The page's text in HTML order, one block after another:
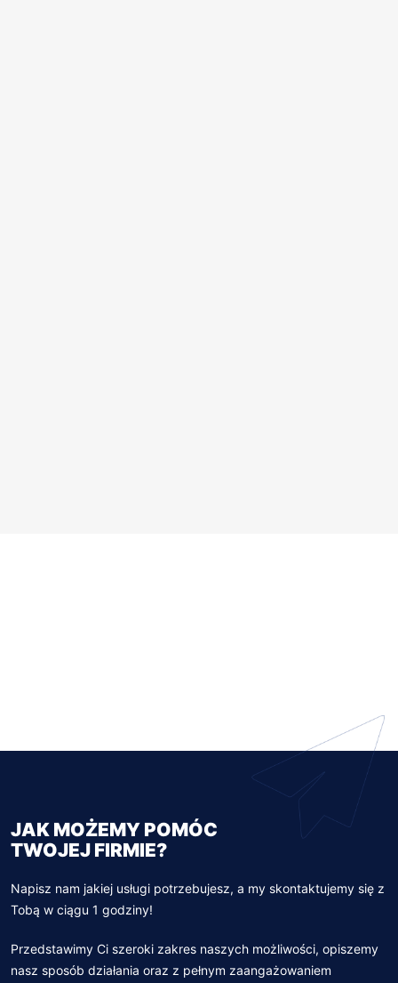
JAK MOŻEMY POMÓC
TWOJEJ FIRMIE?
Napisz nam jakiej usługi potrzebujesz, a my skontaktujemy się z
Tobą w ciągu 1 godziny!
Przedstawimy Ci szeroki zakres naszych możliwości, opiszemy
nasz sposób działania oraz z pełnym zaangażowaniem